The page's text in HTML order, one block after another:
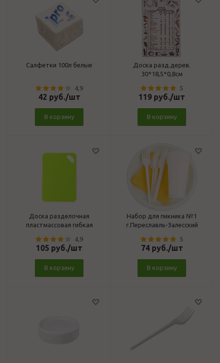
Салфетки 100л белые
4,9
42 руб./шт
В корзину
Доска разд.дерев.
30*18,5*0,8см
5
119 руб./шт
В корзину
Доска разделочная
пластмассовая гибкая
4,9
105 руб./шт
В корзину
Набор для пикника №1
г.Переславль-Залесский
5
74руб./шт
В корзину